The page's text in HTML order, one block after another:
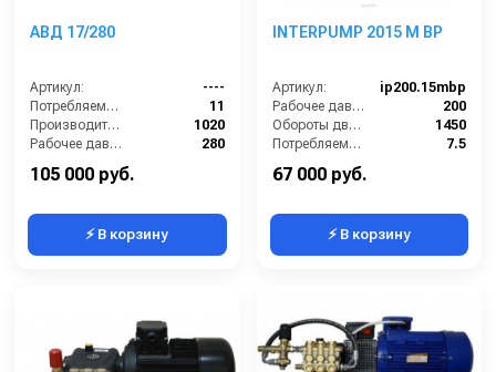
АВД 17/280
Артикул:
----
Потребляемая мощность (кВт):
11
Производительность (л/ч):
1020
Рабочее давление (бар):
280
105 000 руб.
⚡ В корзину
INTERPUMP 2015 M BP
Артикул:
ip200.15mbp
Рабочее давление (бар):
200
Обороты двигателя (об/мин):
1450
Потребляемая мощность (кВт):
7.5
67 000 руб.
⚡ В корзину